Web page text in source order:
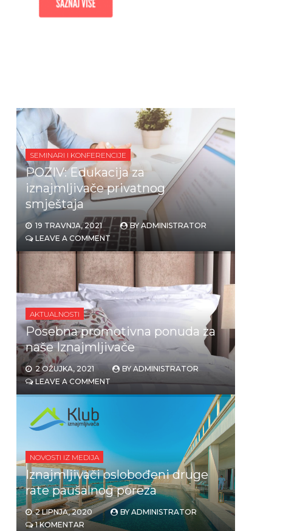
SEMINARI I KONFERENCIJE
POZIV: Edukacija za
iznajmljivače privatnog
smještaja
19 TRAVNJA, 2021 BYADMINISTRATOR
LEAVE A COMMENT
AKTUALNOSTI
Posebna promotivna ponuda za
naše Iznajmljivače
2 OŽUJKA, 2021 BYADMINISTRATOR
LEAVE A COMMENT
NOVOSTI IZ MEDIJA
Iznajmljivači oslobođeni druge
rate paušalnog poreza
2 LIPNJA, 2020 BYADMINISTRATOR
1 KOMENTAR